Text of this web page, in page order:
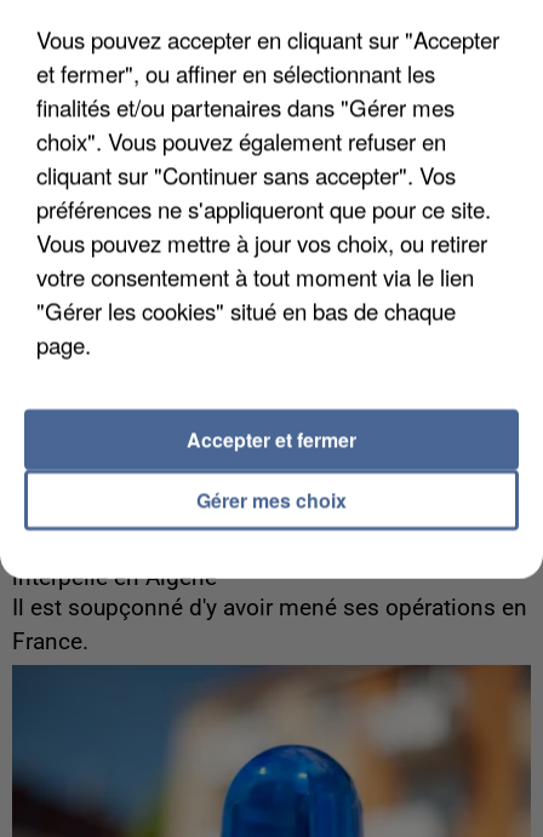
boue en Haute-Savoie
Son corps a été retrouvé à cinq kilomètres de là.
5 août 2026
interpellé en Algérie
Il est soupçonné d'y avoir mené ses opérations en
France.
Vous pouvez accepter en cliquant sur "Accepter
et fermer", ou affiner en sélectionnant les
finalités et/ou partenaires dans "Gérer mes
choix". Vous pouvez également refuser en
cliquant sur "Continuer sans accepter". Vos
préférences ne s'appliqueront que pour ce site.
Vous pouvez mettre à jour vos choix, ou retirer
votre consentement à tout moment via le lien
"Gérer les cookies" situé en bas de chaque
page.
Gérer mes choix
Accepter et fermer